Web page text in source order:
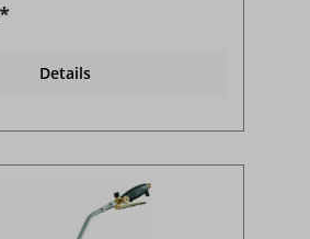
Details